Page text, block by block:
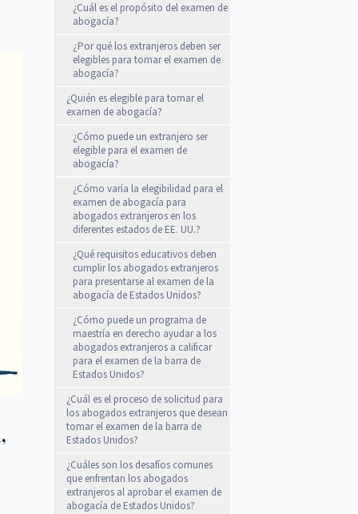
¿Cuál es el propósito del examen de
abogacía?
¿Por qué los extranjeros deben ser
elegibles para tomar el examen de
abogacía?
¿Quién es elegible para tomar el
examen de abogacía?
¿Cómo puede un extranjero ser
elegible para el examen de
abogacía?
¿Cómo varía la elegibilidad para el
examen de abogacía para
abogados extranjeros en los
diferentes estados de EE. UU.?
¿Qué requisitos educativos deben
cumplir los abogados extranjeros
para presentarse al examen de la
abogacía de Estados Unidos?
¿Cómo puede un programa de
maestría en derecho ayudar a los
abogados extranjeros a calificar
para el examen de la barra de
Estados Unidos?
¿Cuál es el proceso de solicitud para
los abogados extranjeros que desean
tomar el examen de la barra de
Estados Unidos?
¿Cuáles son los desafíos comunes
que enfrentan los abogados
extranjeros al aprobar el examen de
abogacía de Estados Unidos?